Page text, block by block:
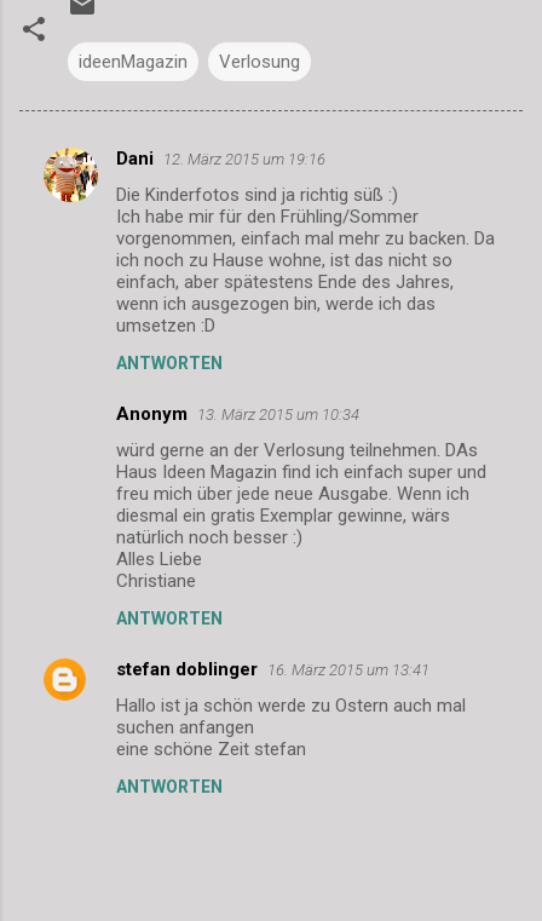
ideenMagazin Verlosung
K
o
Dani 12. März 2015 um 19:16
Die Kinderfotos sind ja richtig süß :)
Ich habe mir für den Frühling/Sommer
vorgenommen, einfach mal mehr zu backen. Da
ich noch zu Hause wohne, ist das nicht so
einfach, aber spätestens Ende des Jahres,
wenn ich ausgezogen bin, werde ich das
umsetzen :D
ANTWORTEN
Anonym 13. März 2015 um 10:34
würd gerne an der Verlosung teilnehmen. DAs
Haus Ideen Magazin find ich einfach super und
freu mich über jede neue Ausgabe. Wenn ich
diesmal ein gratis Exemplar gewinne, wärs
natürlich noch besser :)
Alles Liebe
Christiane
ANTWORTEN
stefan doblinger 16. März 2015 um 13:41
Hallo ist ja schön werde zu Ostern auch mal
suchen anfangen
eine schöne Zeit stefan
ANTWORTEN